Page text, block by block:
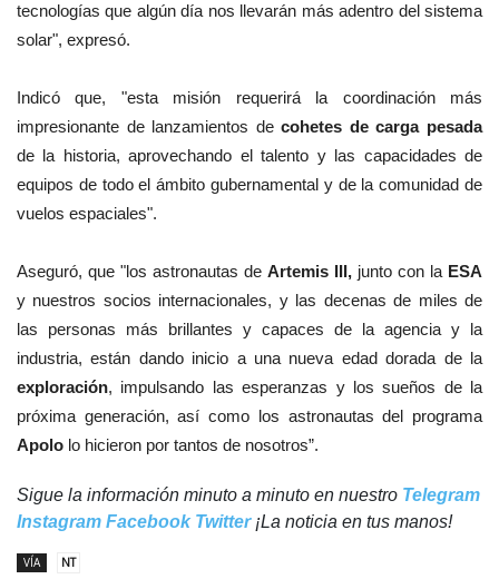
tecnologías que algún día nos llevarán más adentro del sistema
solar", expresó.
Indicó que, "esta misión requerirá la coordinación más
impresionante de lanzamientos decohetes de carga pesada
de la historia, aprovechando el talento y las capacidades de
equipos de todo el ámbito gubernamental y de la comunidad de
vuelos espaciales".
Aseguró, que "los astronautas de Artemis III, junto con la ESA
y nuestros socios internacionales, y las decenas de miles de
las personas más brillantes y capaces de la agencia y la
industria, están dando inicio a una nueva edad dorada de la
exploración, impulsando las esperanzas y los sueños de la
próxima generación, así como los astronautas del programa
Apolo lo hicieron por tantos de nosotros”.
Sigue la información minuto a minuto en nuestro Telegram
Instagram Facebook Twitter¡La noticia en tus manos!
VÍA
NT